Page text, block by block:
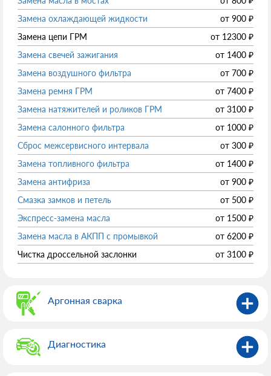
Замена охлаждающей жидкости
от 900 ₽
Замена цепи ГРМ
от 12300 ₽
Замена свечей зажигания
от 1400 ₽
Замена воздушного фильтра
от 700 ₽
Замена ремня ГРМ
от 7400 ₽
Замена натяжителей и роликов ГРМ
от 3100 ₽
Замена салонного фильтра
от 1000 ₽
Сброс межсервисного интервала
от 300 ₽
Замена топливного фильтра
от 1400 ₽
Замена антифриза
от 900 ₽
Смазка замков и петель
от 500 ₽
Экспресс-замена масла
от 1500 ₽
Замена масла в АКПП с промывкой
от 6200 ₽
Чистка дроссельной заслонки
от 3100 ₽
Аргонная сварка
Диагностика